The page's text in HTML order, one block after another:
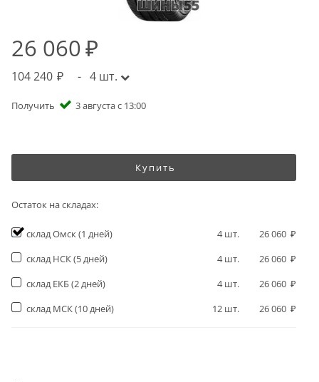
26 060
104 240 - 4 шт.
Получить 3 августа с 13:00
Купить
Остаток на складах:
склад Омск (1 дней) 4шт.
26 060
склад НСК(5 дней) 4шт.
26 060
склад ЕКБ(2 дней) 4шт.
26 060
склад МСК(10 дней) 12 шт. 26 060